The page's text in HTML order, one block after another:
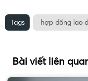
Tags hợp đồng lao
Bài viết liên